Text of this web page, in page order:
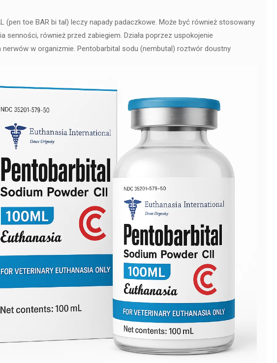
(pen toe BAR bi tal) leczy napady padaczkowe. Może być również stosowany
senności, również przed zabiegiem. Działa poprzez uspokojenie
nerwów w organizmie. Pentobarbital sodu (nembutal) roztwór doustny